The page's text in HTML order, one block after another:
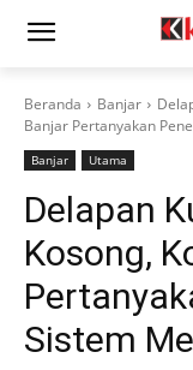
Beranda Banjar
Banjar Pertanyakan
Banjar Utama
Delapan
Kosong,
Sistem